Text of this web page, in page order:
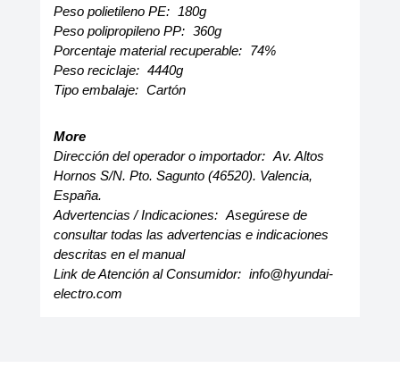
Peso polietileno PE: 180g
Peso polipropileno PP: 360g
Porcentaje material recuperable: 74%
Peso reciclaje: 4440g
Tipo embalaje: Cartón
More
Dirección del operador o importador: Av. Altos
Hornos S/N. Pto. Sagunto (46520). Valencia,
España.
Advertencias / Indicaciones: Asegúrese de
consultar todas las advertencias e indicaciones
descritas en el manual
Link de Atención al Consumidor: info@hyundai-
electro.com